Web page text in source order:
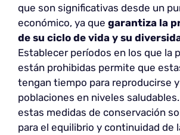
que son significativas desde un
económico, ya que garantiza la
de su ciclo de vida y su
Establecer períodos en los que la
están prohibidas permite que
tengan tiempo para reproducirse
poblaciones en niveles
estas medidas de conservación
para el equilibrio y continuidad de